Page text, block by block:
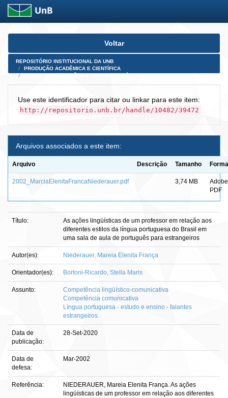
Skip
Voltar
REPOSITÓRIO INSTITUCIONAL DA UNB
PRODUÇÃO ACADÊMICA E CIENTÍFICA
Use este identificador para citar ou linkar para este item:
http://repositorio.unb.br/handle/10482/39472
Arquivos associados a este item:
Arquivo Descrição Tamanho
2002_MarciaElenitaFrancaNiederauer.pdf 3,74 MB
Adobe
PDF
Título:
As ações lingüísticas de um professor em relação aos
diferentes estilos da língua portuguesa do Brasil em
uma sala de aula de português para estrangeiros
Autor(es): Niederauer, Mareia Elenita França
Orientador(es): Bortoni-Ricardo, Stella Maris
Assunto:
Competência lingüístico-comunicativa
Competência comunicativa
Língua portuguesa - estudo e ensino - falantes
estrangeiros
Data de
publicação:
28-Set-2020
Data de
defesa:
Mar-2002
Referência:
NIEDERAUER, Mareia Elenita França. As ações
lingüísticas de um professor em relação aos diferentes